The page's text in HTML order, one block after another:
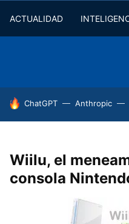
ACTUALIDAD
HOY SE HABLA DE
ChatGPT Anthropic
Wiilu, el
consola